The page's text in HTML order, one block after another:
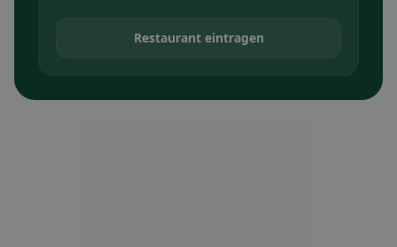
Restaurant eintragen